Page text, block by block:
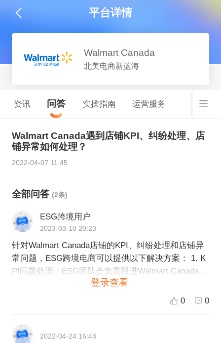
平台详情
Walmart Canada
北美电商新蓝海
资讯 问答 实操指南 运营服务
Walmart Canada遇到店铺KPI、纠纷处理、店
铺异常如何处理？
2022-04-07 11:45
全部问答 (2条)
ESG跨境用户
2023-03-10 20:23
针对Walmart Canada店铺的KPI、纠纷处理和店铺异
常问题，ESG跨境电商可以提供以下解决方案： 1. K
PI问题处理：ESG团队会负责跟进Walmart Canada的
KPI标准，了解各项指标的具体要求和评估标准，并
且与店铺合作方制定相应的改进计划，帮助店铺提高
案。我们会根据纠纷的具体情况，了解双方的意见并
登录查看
0 0
2022-04-24 16:48